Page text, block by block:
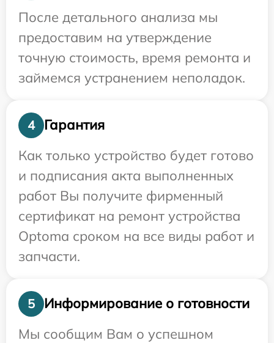
После детального анализа мы
предоставим на утверждение
точную стоимость, время ремонта и
займемся устранением неполадок.
4
Гарантия
Как только устройство будет готово
и подписания акта выполненных
работ Вы получите фирменный
сертификат на ремонт устройства
Optoma сроком на все виды работ и
запчасти.
5
Информирование о готовности
Мы сообщим Вам о успешном